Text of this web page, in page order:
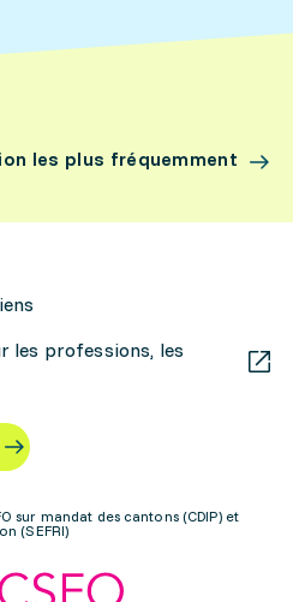
les plus fréquemment
les professions, les
sur mandat des cantons (CDIP) et
(SEFRI)